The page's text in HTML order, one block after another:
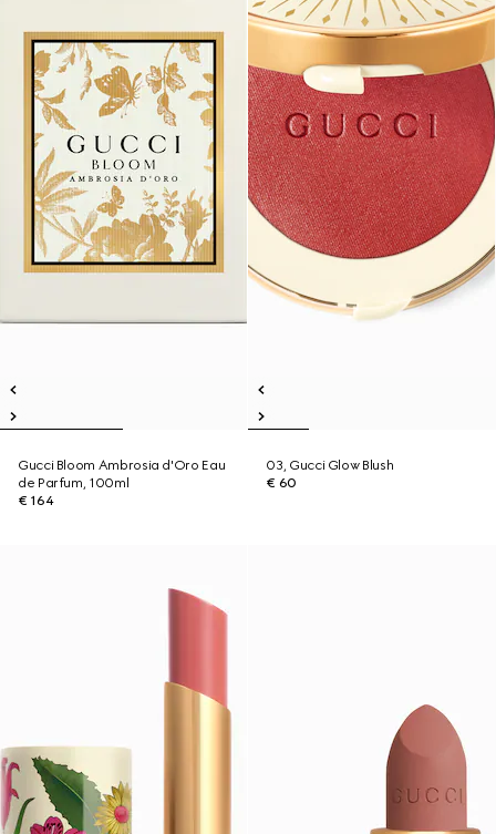
Gucci Bloom Ambrosia d'Oro Eau
de Parfum, 100ml
€ 164
03, Gucci Glow Blush
€ 60